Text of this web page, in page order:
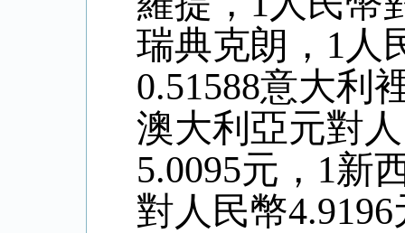
瑞典克朗，1人
0.51588意大利
澳大利亞元對
5.0095元，1新
對人民幣4.9196